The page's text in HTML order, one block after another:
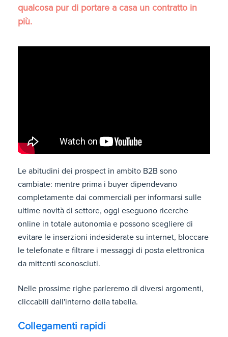
qualcosa pur di portare a casa un contratto in
più.
Le abitudini dei prospect in ambito B2B sono
cambiate: mentre prima i buyer dipendevano
completamente dai commerciali per informarsi sulle
ultime novità di settore, oggi eseguono ricerche
online in totale autonomia e possono scegliere di
evitare le inserzioni indesiderate su internet, bloccare
le telefonate e filtrare i messaggi di posta elettronica
da mittenti sconosciuti.
Nelle prossime righe parleremo di diversi argomenti,
cliccabili dall'interno della tabella.
Collegamenti rapidi